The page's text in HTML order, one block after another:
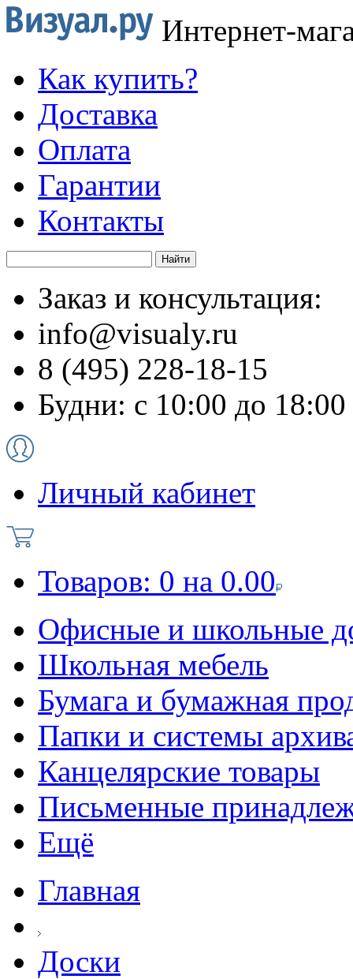
Интернет-
Как купить?
Доставка
Оплата
Гарантии
Контакты
Заказ и консультация:
info@visualy.ru
8 (495) 228-18-15
Будни: с 10:00 до 18:00
Личный кабинет
Товаров: 0 на 0.00
Офисные и школьные
Школьная мебель
Бумага и бумажная
Папки и системы
Канцелярские товары
Письменные
Ещё
Главная
Доски